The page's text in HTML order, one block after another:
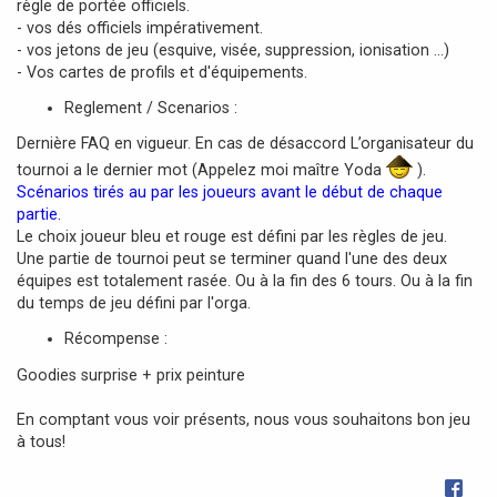
règle de portée officiels.
- vos dés officiels impérativement.
- vos jetons de jeu (esquive, visée, suppression, ionisation ...)
- Vos cartes de profils et d'équipements.
Reglement / Scenarios :
Dernière FAQ en vigueur. En cas de désaccord L’organisateur du
tournoi a le dernier mot (Appelez moi maître Yoda
).
Scénarios tirés au par les joueurs avant le début de chaque
partie.
Le choix joueur bleu et rouge est défini par les règles de jeu.
Une partie de tournoi peut se terminer quand l'une des deux
équipes est totalement rasée. Ou à la fin des 6 tours. Ou à la fin
du temps de jeu défini par l'orga.
Récompense :
Goodies surprise + prix peinture
En comptant vous voir présents, nous vous souhaitons bon jeu
à tous!